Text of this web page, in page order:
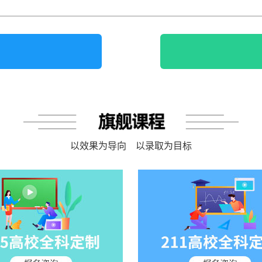
以效果为导向 以录取为目标